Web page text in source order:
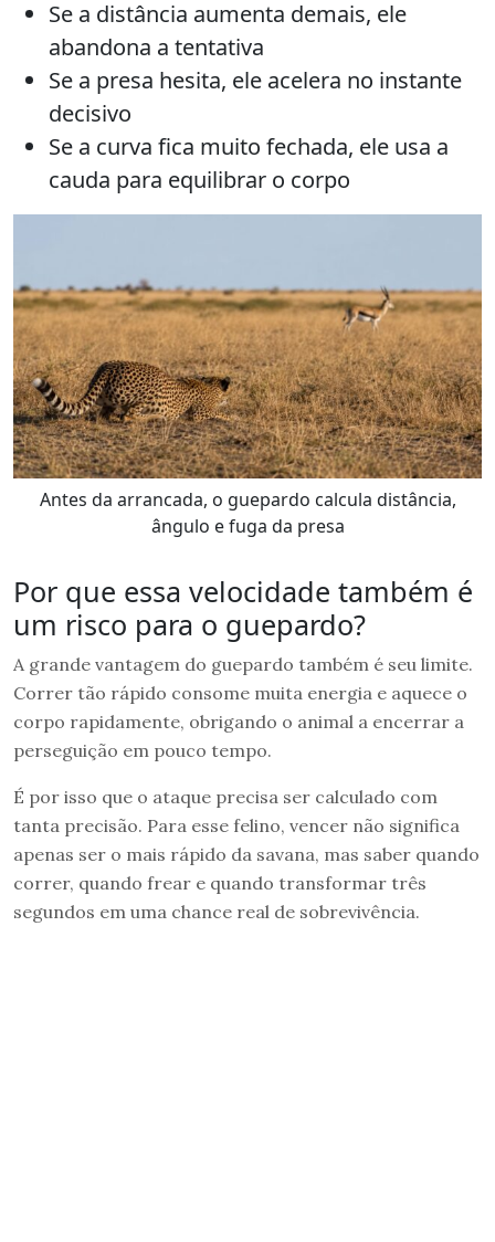
Se a distância aumenta demais, ele
abandona a tentativa
Se a presa hesita, ele acelera no instante
decisivo
Se a curva fica muito fechada, ele usa a
cauda para equilibrar o corpo
Antes da arrancada, o guepardo calcula distância,
ângulo e fuga da presa
Por que essa velocidade também é
um risco para o guepardo?
A grande vantagem do guepardo também é seu limite.
Correr tão rápido consome muita energia e aquece o
corpo rapidamente, obrigando o animal a encerrar a
perseguição em pouco tempo.
É por isso que o ataque precisa ser calculado com
tanta precisão. Para esse felino, vencer não significa
apenas ser o mais rápido da savana, mas saber quando
correr, quando frear e quando transformar três
segundos em uma chance real de sobrevivência.